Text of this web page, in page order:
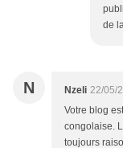
de
N Nzeli 22/05/
Votre blog
congolaise.
toujours